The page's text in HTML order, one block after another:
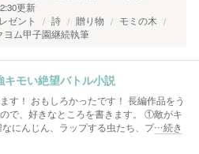
更新
ゼント 詩 贈り物
モミの木
ヨム甲子園継続執筆
キモい絶望バトル小説
す！ おもしろかったです！ 長編作品をう
で、好きなところを書きます。 ①敵がキ
にんじん、ラップする虫たち、プ…続き